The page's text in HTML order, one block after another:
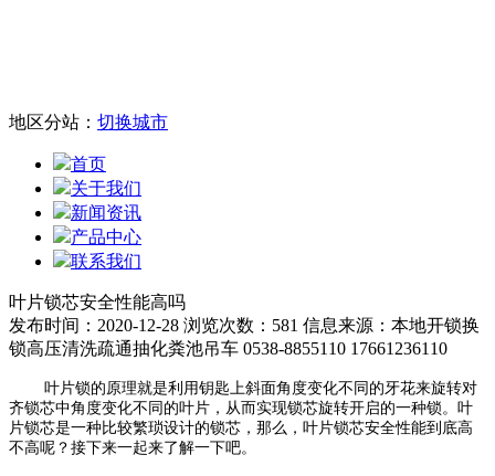
地区分站： 切换城市
首页
关于我们
新闻资讯
产品中心
联系我们
叶片锁芯安全性能高吗
发布时间：2020-12-28 浏览次数：581 信息来源：本地开锁换
锁高压清洗疏通抽化粪池吊车 0538-8855110 17661236110
叶片锁的原理就是利用钥匙上斜面角度变化不同的牙花来旋转对
齐锁芯中角度变化不同的叶片，从而实现锁芯旋转开启的一种锁。叶
片锁芯是一种比较繁琐设计的锁芯，那么，叶片锁芯安全性能到底高
不高呢？接下来一起来了解一下吧。